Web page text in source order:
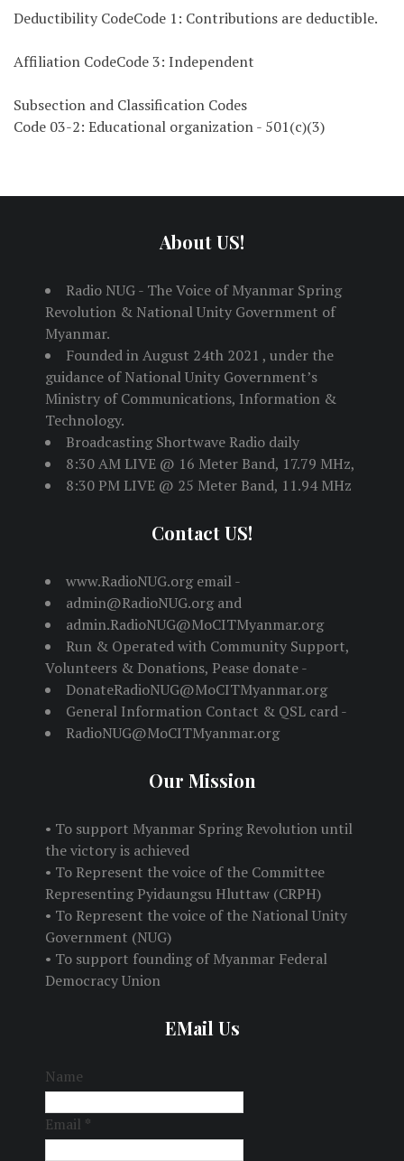
Deductibility CodeCode 1: Contributions are deductible.
Affiliation CodeCode 3: Independent
Subsection and Classification Codes
Code 03-2: Educational organization - 501(c)(3)
About US!
Radio NUG - The Voice of Myanmar Spring
Revolution & National Unity Government of
Myanmar.
Founded in August 24th 2021 , under the
guidance of National Unity Government’s
Ministry of Communications, Information &
Technology.
Broadcasting Shortwave Radio daily
8:30 AM LIVE @ 16 Meter Band, 17.79 MHz,
8:30 PM LIVE @ 25 Meter Band, 11.94 MHz
Contact US!
www.RadioNUG.org email -
admin@RadioNUG.org and
admin.RadioNUG@MoCITMyanmar.org
Run & Operated with Community Support,
Volunteers & Donations, Pease donate -
DonateRadioNUG@MoCITMyanmar.org
General Information Contact & QSL card -
RadioNUG@MoCITMyanmar.org
Our Mission
• To support Myanmar Spring Revolution until
the victory is achieved
• To Represent the voice of the Committee
Representing Pyidaungsu Hluttaw (CRPH)
• To Represent the voice of the National Unity
Government (NUG)
• To support founding of Myanmar Federal
Democracy Union
EMail Us
Name
Email *